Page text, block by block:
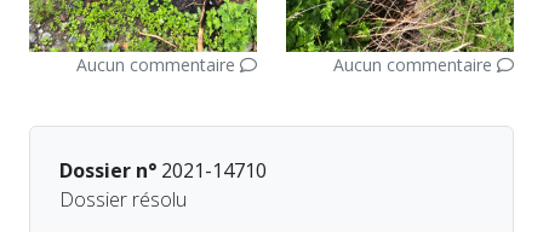
Aucun commentaire Aucun commentaire
Dossier n° 2021-14710
Dossier résolu